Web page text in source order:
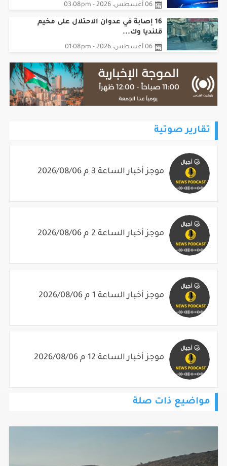
06 أغسطس، 2026 - 03:08pm
16 إصابة في عدوان الاحتلال على مخيم
قلنديا وك...
06 أغسطس، 2026 - 01:08pm
تقارير صوتية
موجز أخبار الساعة 3 م 2026/08/06
موجز أخبار الساعة 2 م 2026/08/06
موجز أخبار الساعة 1 م 2026/08/06
موجز أخبار الساعة 12 م 2026/08/06
مواضيع ذات صلة